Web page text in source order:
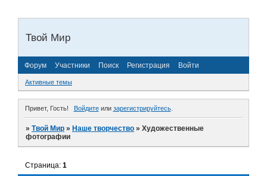
Твой Мир
Форум Участники Поиск Регистрация Войти
Активные темы
Привет, Гость! Войдитеили зарегистрируйтесь.
»Твой Мир »Наше творчество »Художественные
фотографии
Страница:1